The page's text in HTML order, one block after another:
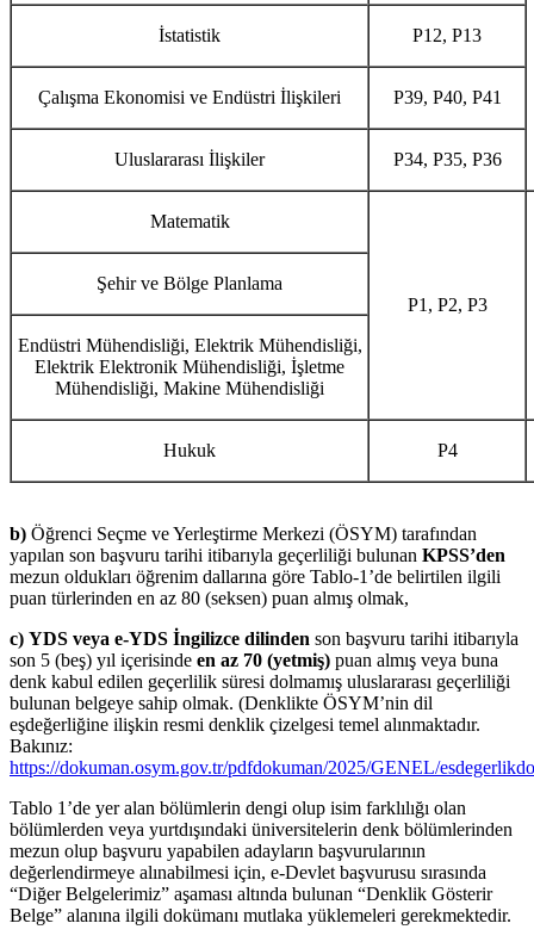
İstatistik P12, P13
Çalışma Ekonomisi ve Endüstri İlişkileri P39, P40, P41
Uluslararası İlişkiler P34, P35, P36
Matematik
P1, P2, P3
Şehir ve Bölge Planlama
Endüstri Mühendisliği, Elektrik Mühendisliği,
Elektrik Elektronik Mühendisliği, İşletme
Mühendisliği, Makine Mühendisliği
Hukuk P4
b) Öğrenci Seçme ve Yerleştirme Merkezi (ÖSYM) tarafından
yapılan son başvuru tarihi itibarıyla geçerliliği bulunan KPSS’den
mezun oldukları öğrenim dallarına göre Tablo-1’de belirtilen ilgili
puan türlerinden en az 80 (seksen) puan almış olmak,
c) YDS veya e-YDS İngilizce dilinden son başvuru tarihi itibarıyla
son 5 (beş) yıl içerisinde en az 70 (yetmiş) puan almış veya buna
denk kabul edilen geçerlilik süresi dolmamış uluslararası geçerliliği
bulunan belgeye sahip olmak. (Denklikte ÖSYM’nin dil
eşdeğerliğine ilişkin resmi denklik çizelgesi temel alınmaktadır.
Bakınız:
https://dokuman.osym.gov.tr/pdfdokuman/2025/GENEL/
Tablo 1’de yer alan bölümlerin dengi olup isim farklılığı olan
bölümlerden veya yurtdışındaki üniversitelerin denk bölümlerinden
mezun olup başvuru yapabilen adayların başvurularının
değerlendirmeye alınabilmesi için, e-Devlet başvurusu sırasında
“Diğer Belgelerimiz” aşaması altında bulunan “Denklik Gösterir
Belge” alanına ilgili dokümanı mutlaka yüklemeleri gerekmektedir.